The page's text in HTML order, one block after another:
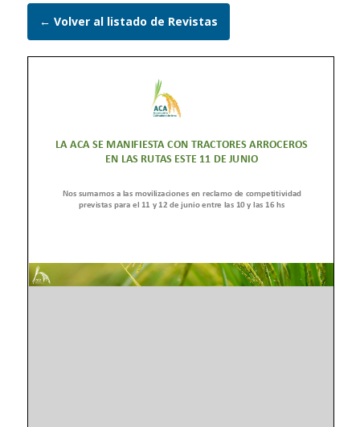
← Volver al listado de Revistas